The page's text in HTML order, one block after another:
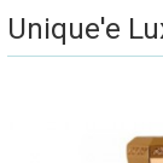
Unique'e